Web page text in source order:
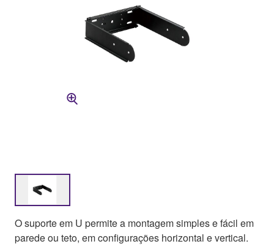
O suporte em U permite a montagem simples e fácil em
parede ou teto, em configurações horizontal e vertical.